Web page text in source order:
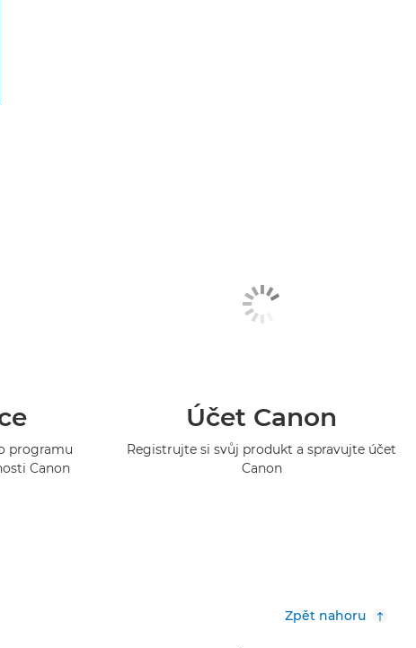
programu
Canon
Účet Canon
Registrujte si svůj produkt a spravujte účet
Canon
Zpět nahoru